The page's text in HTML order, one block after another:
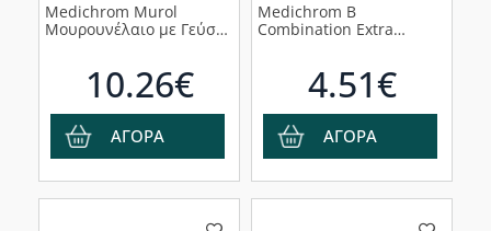
Medichrom Murol
Μουρουνέλαιο με Γεύση
10.26€
ΑΓΟΡΑ
Medichrom B
Combination Extra
Δραστηριότητα, 30
Διασπειρώμενα Δισκία
4.51€
ΑΓΟΡΑ